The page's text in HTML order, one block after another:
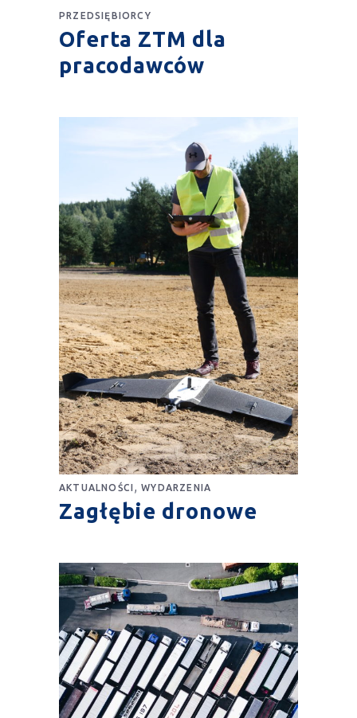
PRZEDSIĘBIORCY
Oferta ZTM dla
pracodawców
AKTUALNOŚCI ,WYDARZENIA
Zagłębie dronowe